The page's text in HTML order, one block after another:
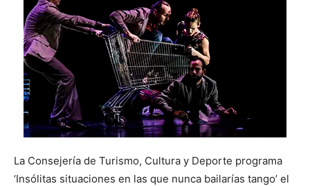
La Consejería de Turismo, Cultura y Deporte programa
‘Insólitas situaciones en las que nunca bailarías tango’ el